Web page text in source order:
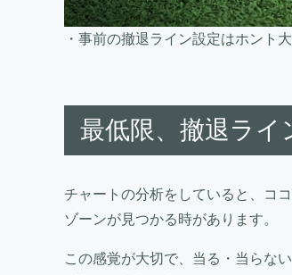
・事前の撤退ライン設定はホント
最低限、撤退ライ
チャートの分析をしていると、コ
ゾーンが見つかる時があります。
この感覚が大切で、当る・当らな